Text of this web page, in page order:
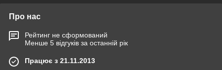
Про нас
Рейтинг не сформований
Менше 5 відгуків за останній рік
Працює з 21.11.2013